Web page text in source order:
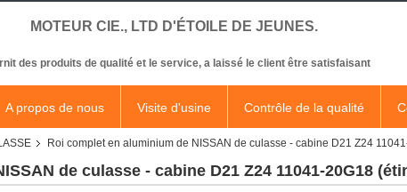
MOTEUR CIE., LTD D'ÉTOILE DE JEUNES.
des produits de qualité et le service, a laissé le client être satisfaisant
A propos de nous Visite d'usine Contrôle de la qualité
Roi complet en aluminium de NISSAN de culasse - cabine D21 Z24
de culasse - cabine D21 Z24 11041-20G18